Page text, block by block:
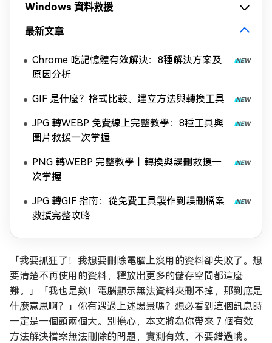
Windows 資料救援
最新文章
Chrome 吃記憶體有效解決：8種解決方案及
原因分析
GIF 是什麼？格式比較、建立方法與轉換工具
JPG 轉WEBP 免費線上完整教學：8種工具與
圖片救援一次掌握
PNG 轉WEBP 完整教學｜轉換與誤刪救援一
次掌握
JPG 轉GIF 指南：從免費工具製作到誤刪檔案
救援完整攻略
「我要抓狂了！我想要刪除電腦上沒用的資料卻失敗了。想
要清楚不再使用的資料，釋放出更多的儲存空間都這麼
難。」「我也是欸！電腦顯示無法資料夾刪不掉，那到底是
什麼意思啊？」你有遇過上述場景嗎？想必看到這個訊息時
一定是一個頭兩個大。別擔心，本文將為你帶來 7 個有效
方法解決檔案無法刪除的問題，實測有效，不要錯過哦。